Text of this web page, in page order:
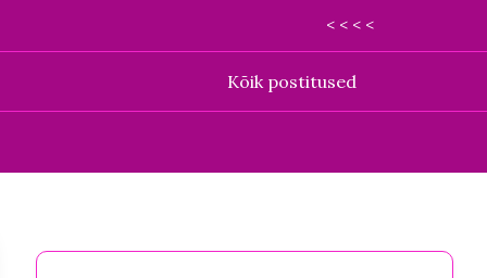
< < < <
Kõik postitused